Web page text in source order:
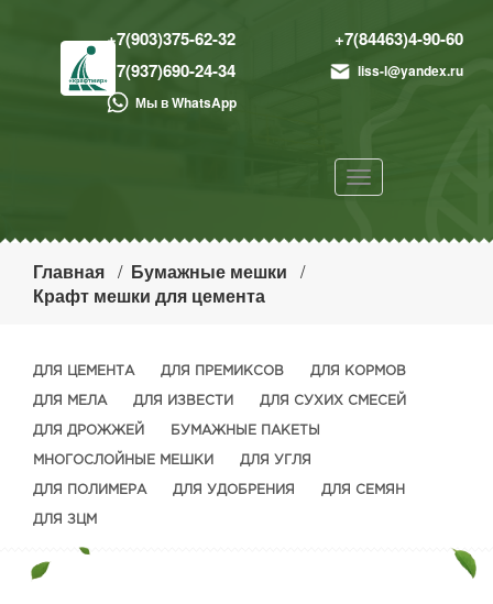
+7(903)375-62-32
+7(84463)4-90-60
+7(937)690-24-34
liss-l@yandex.ru
Мы в WhatsApp
Toggle
navigation
Главная
Бумажные мешки
Крафт мешки для цемента
ДЛЯ ЦЕМЕНТА ДЛЯ ПРЕМИКСОВ ДЛЯ КОРМОВ
ДЛЯ МЕЛА ДЛЯ ИЗВЕСТИ ДЛЯ СУХИХ СМЕСЕЙ
ДЛЯ ДРОЖЖЕЙ БУМАЖНЫЕ ПАКЕТЫ
МНОГОСЛОЙНЫЕ МЕШКИ ДЛЯ УГЛЯ
ДЛЯ ПОЛИМЕРА ДЛЯ УДОБРЕНИЯ ДЛЯ СЕМЯН
ДЛЯ ЗЦМ